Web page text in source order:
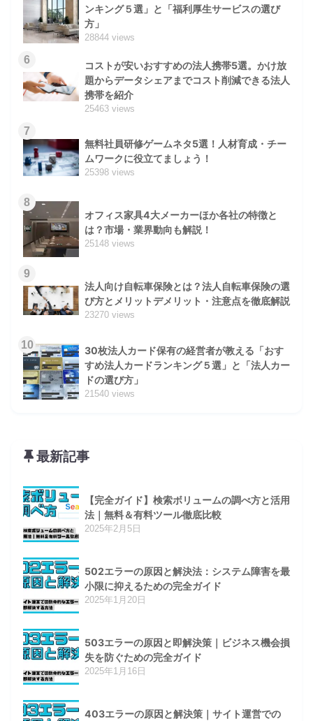
ンキング５選」と「福利厚生サービスの選び
方」
28844 views
6
コストが安いおすすめの法人携帯5選。かけ放
題からデータシェアまでコスト削減できる法人
携帯を紹介
25463 views
7
無料社員研修ゲームネタ5選！人材育成・チー
ムワークに役立てましょう！
25398 views
8
オフィス家具4大メーカーほか各社の特徴と
は？市場・業界動向も解説！
25148 views
9
法人向け自転車保険とは？法人自転車保険の選
び方とメリットデメリット・注意点を徹底解説
23270 views
10
30枚法人カード保有の経営者が教える「おす
すめ法人カードランキング５選」と「法人カー
ドの選び方」
21540 views
最新記事
【完全ガイド】検索ボリュームの調べ方と活用
法｜無料＆有料ツール徹底比較
2025年2月5日
502エラーの原因と解決法：システム障害を最
小限に抑えるための完全ガイド
2025年1月20日
503エラーの原因と即解決策｜ビジネス機会損
失を防ぐための完全ガイド
2025年1月16日
403エラーの原因と解決策｜サイト運営での